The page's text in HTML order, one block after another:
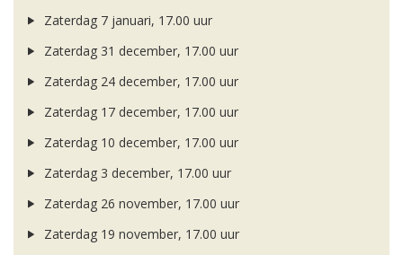
Zaterdag 7 januari, 17.00 uur
Zaterdag 31 december, 17.00 uur
Zaterdag 24 december, 17.00 uur
Zaterdag 17 december, 17.00 uur
Zaterdag 10 december, 17.00 uur
Zaterdag 3 december, 17.00 uur
Zaterdag 26 november, 17.00 uur
Zaterdag 19 november, 17.00 uur